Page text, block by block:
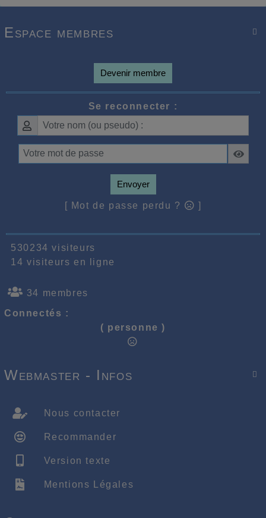

Espace membres
Devenir membre
Se reconnecter :
Envoyer
[ Mot de passe perdu ? ]
530234 visiteurs
14 visiteurs en ligne
34 membres
Connectés :
( personne )

Webmaster - Infos
Nous contacter
Recommander
Version texte
Mentions Légales